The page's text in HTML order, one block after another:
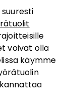
voivat olla
käymme